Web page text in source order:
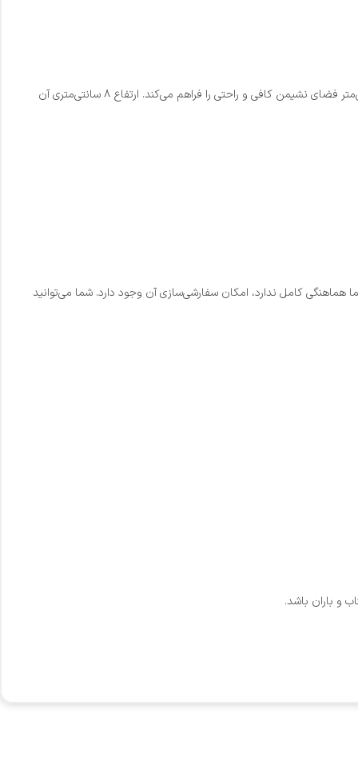
، طراحی ارگونومیک و متناسب آن برای نشستن‌های طولانی روی زمین است. ابعاد ۴۵ در ۴۵ سانتی‌متر فضای نشیمن کافی و راحتی را فراهم می‌کند. ارتفاع ۸ سانتی‌متری آن
هماهنگی کامل ندارد، امکان سفارشی‌سازی آن وجود دارد. شما می‌توانید
و باران باشد.